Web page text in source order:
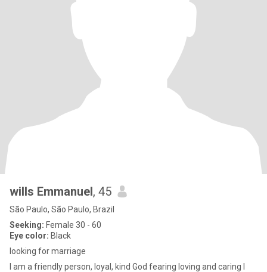
wills Emmanuel, 45
São Paulo, São Paulo, Brazil
Seeking: Female 30 - 60
Eye color: Black
looking for marriage
I am a friendly person, loyal, kind God fearing loving and caring I